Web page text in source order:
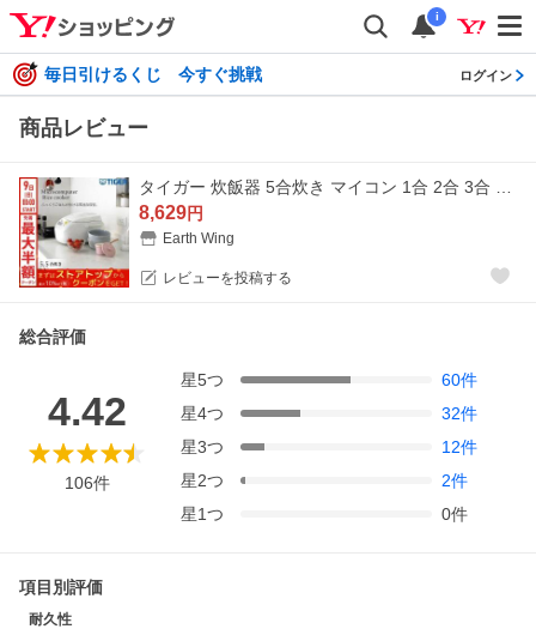
i
毎日引けるくじ 今すぐ挑戦 ログイン
商品レビュー
8,629円
Earth Wing
レビューを投稿する
総合評価
4.42
106件
星5つ 60件
星4つ 32件
星3つ 12件
星2つ 2件
星1つ 0件
項目別評価
耐久性